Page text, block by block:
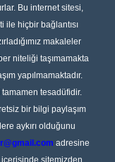
Bu internet sitesi,
ile hiçbir bağlantısı
makaleler
niteliği taşımamakta
yapılmamaktadır.
tesadüfidir.
bir bilgi paylaşım
aykırı olduğunu
adresine
sitemizden